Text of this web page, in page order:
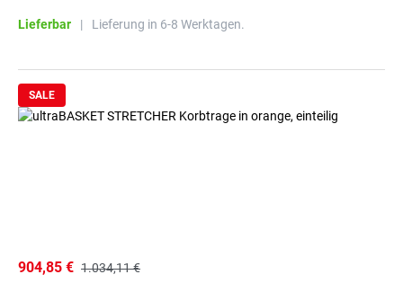
Lieferbar | Lieferung in 6-8 Werktagen.
SALE
904,85 € 1.034,11 €